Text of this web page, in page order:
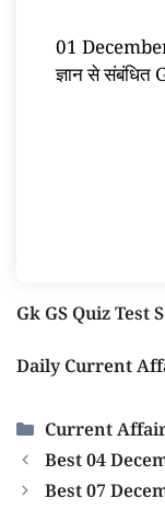
01
ज्ञान से
Gk GS Quiz Test
Daily Current
Categories
Current
Best 04
Best 07